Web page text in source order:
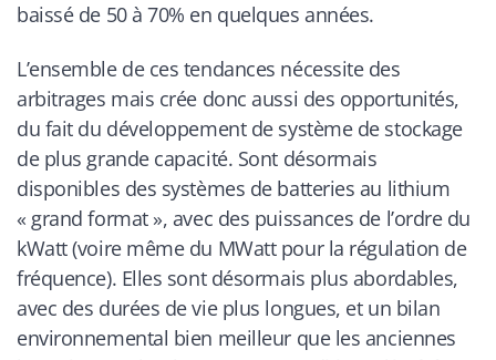
baissé de 50 à 70% en quelques années.
L’ensemble de ces tendances nécessite des
arbitrages mais crée donc aussi des opportunités,
du fait du développement de système de stockage
de plus grande capacité. Sont désormais
disponibles des systèmes de batteries au lithium
« grand format », avec des puissances de l’ordre du
kWatt (voire même du MWatt pour la régulation de
fréquence). Elles sont désormais plus abordables,
avec des durées de vie plus longues, et un bilan
environnemental bien meilleur que les anciennes